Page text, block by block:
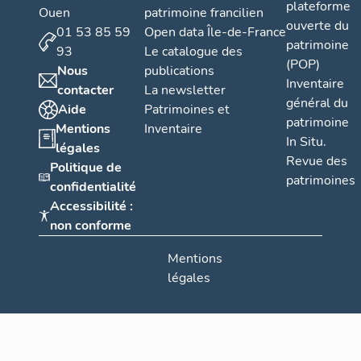
Ouen
01 53 85 59
93
Nous
contacter
Aide
Mentions
légales
Politique de
confidentialité
Accessibilité :
non conforme
patrimoine francilien
Open data Île-de-France
Le catalogue des
publications
La newsletter
Patrimoines et
Inventaire
plateforme
ouverte du
patrimoine
(POP)
Inventaire
général du
patrimoine
In Situ.
Revue des
patrimoines
Mentions
légales